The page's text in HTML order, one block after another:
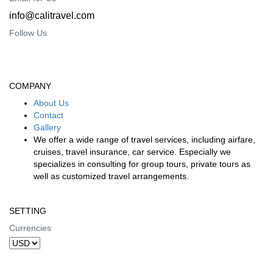
info@calitravel.com
Follow Us
COMPANY
About Us
Contact
Gallery
We offer a wide range of travel services, including airfare,
cruises, travel insurance, car service. Especially we
specializes in consulting for group tours, private tours as
well as customized travel arrangements.
SETTING
Currencies